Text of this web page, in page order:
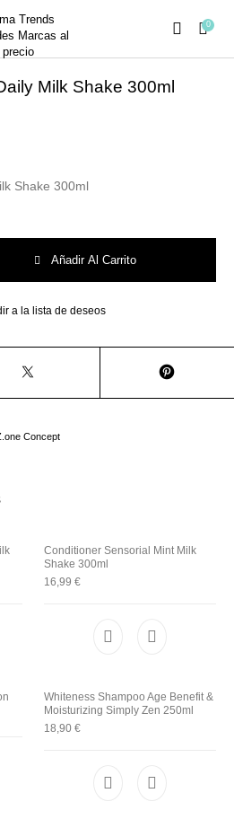
0
GOLD AUTOBRONCEADORES
HIGIENE Juegos y juguetes
Milk Shake 300ml
Shake 300ml
Añadir Al Carrito
a la lista de deseos
Concept
Conditioner Sensorial Mint Milk
Shake 300ml
16,99 €
Whiteness Shampoo Age Benefit &
Moisturizing Simply Zen 250ml
18,90 €